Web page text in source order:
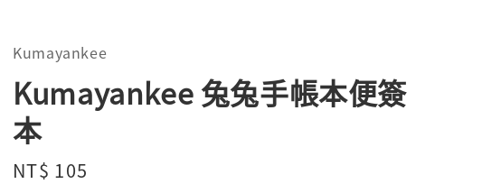
Kumayankee
Kumayankee 兔兔手帳本便簽
本
Regular
NT$ 105